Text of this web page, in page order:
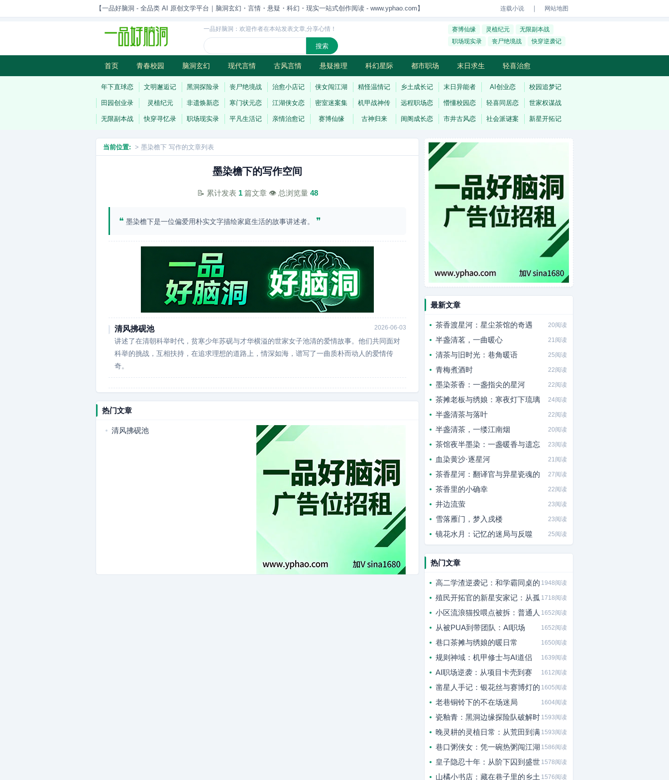
【一品好脑洞 - 全品类 AI 原创文学平台｜脑洞玄幻・言情・悬疑・科幻・现实一站式创作阅读 - www.yphao.com】 连载小说 ｜ 网站地图
一品好脑洞：欢迎作者在本站发表文章,分享心情！ 赛博仙缘 灵植纪元
无限副本战
职场现实录
丧尸绝境战 快穿逆袭记
首页 青春校园 脑洞玄幻 现代言情 古风言情 悬疑推理 科幻星际 都市职场 末日求生 轻喜治愈
历史权谋 武侠江湖 灵异志怪 连载
年下直球恋 文明邂逅记 黑洞探险录 丧尸绝境战 治愈小店记 侠女闯江湖 精怪温情记 乡土成长记 末日异能者 AI创业恋 校园追梦记
田园创业录 灵植纪元 非遗焕新恋 寒门状元恋 江湖侠女恋 密室迷案集 机甲战神传 远程职场恋 懵懂校园恋 轻喜同居恋 世家权谋战
无限副本战 快穿寻忆录 职场现实录 平凡生活记 亲情治愈记 赛博仙缘 古神归来 闺阁成长恋 市井古风恋 社会派谜案 新星开拓记
当前位置: > 墨染檐下 写作的文章列表
墨染檐下的写作空间
📝 累计发表 1篇文章 👁️ 总浏览量 48
❝ 墨染檐下是一位偏爱用朴实文字描绘家庭生活的故事讲述者。 ❞
清风拂砚池 2026-06-03
讲述了在清朝科举时代，贫寒少年苏砚与才华横溢的世家女子池清的爱情故事。他们共同面对
科举的挑战，互相扶持，在追求理想的道路上，情深如海，谱写了一曲质朴而动人的爱情传
奇。
热门文章
清风拂砚池
最新文章
茶香渡星河：星尘茶馆的奇遇 20阅读
半盏清茗，一曲暖心 21阅读
清茶与旧时光：巷角暖语 25阅读
青梅煮酒时 22阅读
墨染茶香：一盏指尖的星河 22阅读
茶摊老板与绣娘：寒夜灯下琉璃 24阅读
半盏清茶与落叶 22阅读
半盏清茶，一缕江南烟 20阅读
茶馆夜半墨染：一盏暖香与遗忘 23阅读
血染黄沙·逐星河 21阅读
茶香星河：翻译官与异星瓷魂的 27阅读
茶香里的小确幸 22阅读
井边流萤 23阅读
雪落雁门，梦入戍楼 23阅读
镜花水月：记忆的迷局与反噬 25阅读
热门文章
高二学渣逆袭记：和学霸同桌的 1948阅读
殖民开拓官的新星安家记：从孤 1718阅读
小区流浪猫投喂点被拆：普通人 1652阅读
从被PUA到带团队：AI职场 1652阅读
巷口茶摊与绣娘的暖日常 1650阅读
规则神域：机甲修士与AI道侣 1639阅读
AI职场逆袭：从项目卡壳到赛 1612阅读
凿星人手记：银花丝与赛博灯的 1605阅读
老巷铜铃下的不在场迷局 1604阅读
瓷釉青：黑洞边缘探险队破解时 1593阅读
晚灵耕的灵植日常：从荒田到满 1593阅读
巷口粥侠女：凭一碗热粥闯江湖 1586阅读
皇子隐忍十年：从阶下囚到盛世 1578阅读
山橘小书店：藏在巷子里的乡土 1576阅读